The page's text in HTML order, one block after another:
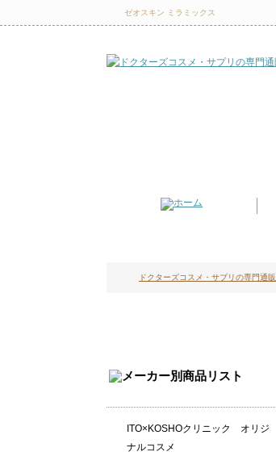
ゼオスキン ミラミックス
ドクターズコスメ・サプリの専門通
ITO×KOSHOクリニック オリジ
ナルコスメ